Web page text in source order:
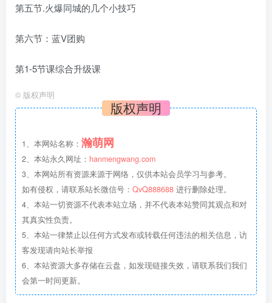
第五节.火爆同城的几个小技巧
第六节：蓝V团购
第1-5节课综合升级课
© 版权声明
版权声明
1、本网站名称： 瀚萌网
2、本站永久网址： hanmengwang.com
3、本网站所有资源来源于网络，仅供本站会员学习与参考。
如有侵权，请联系站长微信号： QvQ888688 进行删除处理。
4、本站一切资源不代表本站立场，并不代表本站赞同其观点和对
其真实性负责。
5、本站一律禁止以任何方式发布或转载任何违法的相关信息，访
客发现请向站长举报
6、本站资源大多存储在云盘，如发现链接失效，请联系我们我们
会第一时间更新。